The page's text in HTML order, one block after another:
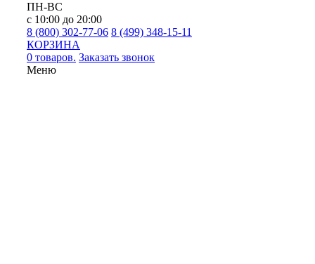
ПН-ВС
с 10:00 до 20:00
8 (800) 302-77-06 8 (499) 348-15-11
КОРЗИНА
0 товаров. Заказать звонок
Меню